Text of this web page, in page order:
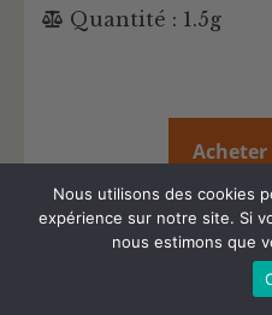
Quantité : 1.5g
Acheter
Plus d'infos sur
Nous utilisons des cookies
expérience sur notre site. Si
nous estimons que